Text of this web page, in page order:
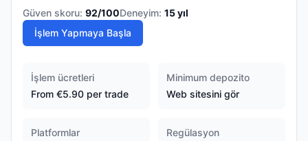
Güven skoru: 92/100Deneyim: 15yıl
İşlem Yapmaya Başla
İşlem ücretleri
From €5.90 per trade
Minimum depozito
Web sitesini gör
Platformlar
Regülasyon